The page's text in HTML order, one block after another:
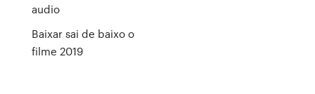
audio
Baixar sai de baixo o
filme 2019